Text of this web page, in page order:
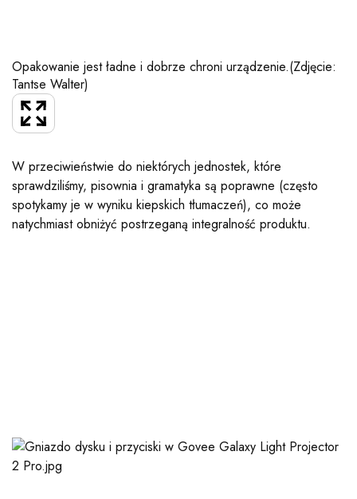
Opakowanie jest ładne i dobrze chroni urządzenie.(Zdjęcie:
Tantse Walter)
W przeciwieństwie do niektórych jednostek, które
sprawdziliśmy, pisownia i gramatyka są poprawne (często
spotykamy je w wyniku kiepskich tłumaczeń), co może
natychmiast obniżyć postrzeganą integralność produktu.